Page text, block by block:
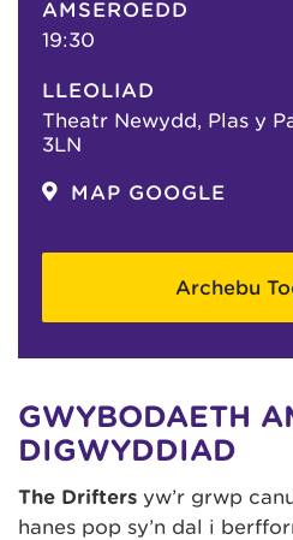
AMSEROEDD
19:30
LLEOLIAD
Theatr Newydd, Plas y
3LN
MAP GOOGLE
Archebu
GWYBODAETH
DIGWYDDIAD
The Drifters yw’r grŵp
hanes pop sy’n dal i